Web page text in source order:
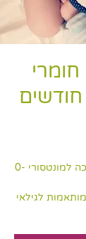
מונטסורי 0-18 חודשים
קורס המשך לבוגרי קורס הדרכה למונטסורי 0-
לגילאי